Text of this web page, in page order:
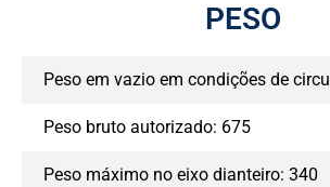
PESO
Peso em vazio em condições de
Peso bruto autorizado: 675
Peso máximo no eixo dianteiro: 340